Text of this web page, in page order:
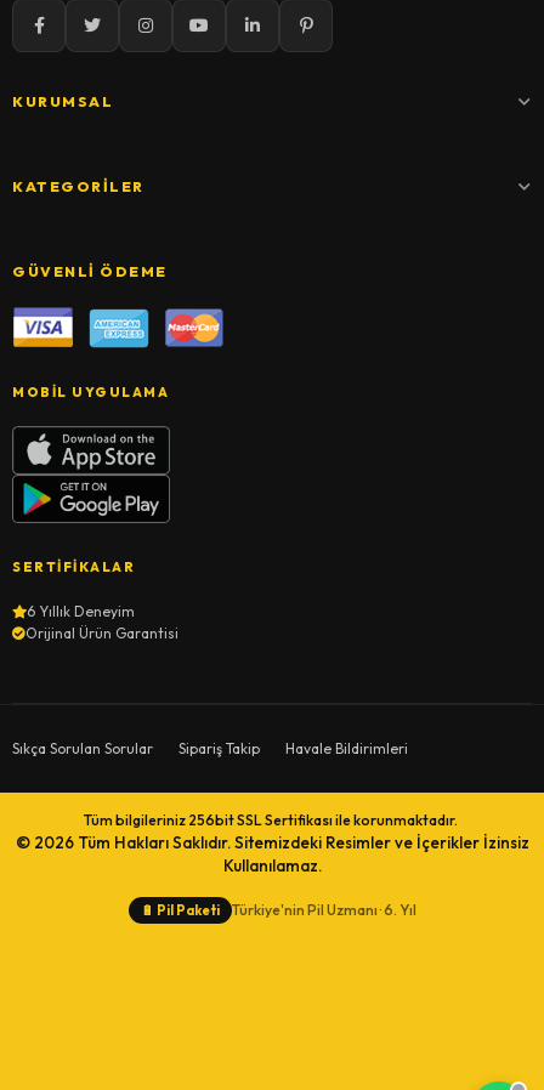
KURUMSAL
KATEGORILER
GÜVENLI ÖDEME
MOBIL UYGULAMA
SERTIFIKALAR
6 Yıllık Deneyim
Orijinal Ürün Garantisi
Sıkça Sorulan Sorular Sipariş Takip Havale Bildirimleri
Tüm bilgileriniz 256bit SSL Sertifikası ile korunmaktadır.
© 2026 Tüm Hakları Saklıdır. Sitemizdeki Resimler ve İçerikler İzinsiz
Kullanılamaz.
🔋 Pil Paketi Türkiye'nin Pil Uzmanı · 6. Yıl